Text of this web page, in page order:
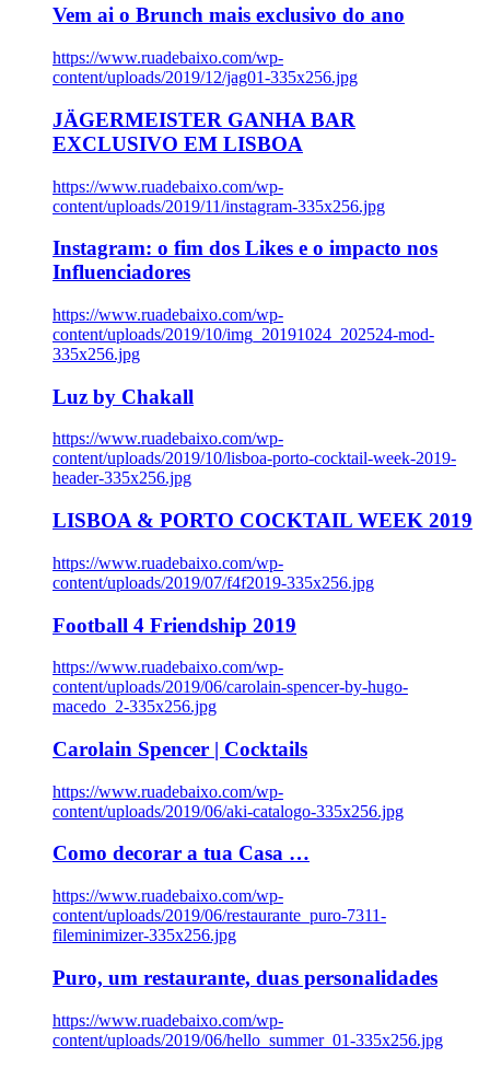
Vem ai o Brunch mais exclusivo do ano
https://www.ruadebaixo.com/wp-
content/uploads/2019/12/jag01-335x256.jpg
JÄGERMEISTER GANHA BAR
EXCLUSIVO EM LISBOA
https://www.ruadebaixo.com/wp-
content/uploads/2019/11/instagram-335x256.jpg
Instagram: o fim dos Likes e o impacto nos
Influenciadores
https://www.ruadebaixo.com/wp-
content/uploads/2019/10/img_20191024_202524-mod-
335x256.jpg
Luz by Chakall
https://www.ruadebaixo.com/wp-
content/uploads/2019/10/lisboa-porto-cocktail-week-2019-
header-335x256.jpg
LISBOA & PORTO COCKTAIL WEEK 2019
https://www.ruadebaixo.com/wp-
content/uploads/2019/07/f4f2019-335x256.jpg
Football 4 Friendship 2019
https://www.ruadebaixo.com/wp-
content/uploads/2019/06/carolain-spencer-by-hugo-
macedo_2-335x256.jpg
Carolain Spencer | Cocktails
https://www.ruadebaixo.com/wp-
content/uploads/2019/06/aki-catalogo-335x256.jpg
Como decorar a tua Casa …
https://www.ruadebaixo.com/wp-
content/uploads/2019/06/restaurante_puro-7311-
fileminimizer-335x256.jpg
Puro, um restaurante, duas personalidades
https://www.ruadebaixo.com/wp-
content/uploads/2019/06/hello_summer_01-335x256.jpg